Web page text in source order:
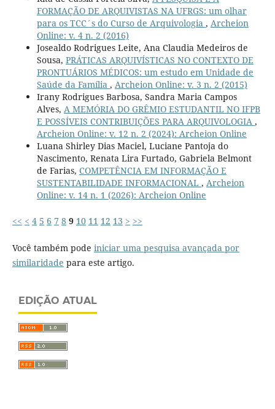
FORMAÇÃO DE ARQUIVISTAS NA UFRGS: um olhar
para os TCC´s do Curso de Arquivologia , Archeion
Online: v. 4 n. 2 (2016)
Josealdo Rodrigues Leite, Ana Claudia Medeiros de
Sousa, PRÁTICAS ARQUIVÍSTICAS NO CONTEXTO DE
PRONTUÁRIOS MÉDICOS: um estudo em Unidade de
Saúde da Família , Archeion Online: v. 3 n. 2 (2015)
Irany Rodrigues Barbosa, Sandra Maria Campos
Alves, A MEMÓRIA DO GRÊMIO ESTUDANTIL NO IFPB
E POSSÍVEIS CONTRIBUIÇÕES PARA ARQUIVOLOGIA ,
Archeion Online: v. 12 n. 2 (2024): Archeion Online
Luana Shirley Dias Maciel, Luciane Pantoja do
Nascimento, Renata Lira Furtado, Gabriela Belmont
de Farias, COMPETÊNCIA EM INFORMAÇÃO E
SUSTENTABILIDADE INFORMACIONAL , Archeion
Online: v. 14 n. 1 (2026): Archeion Online
<< < 4 5 6 7 8 9 10 11 12 13 > >>
Você também pode iniciar uma pesquisa avançada por
similaridade para este artigo.
EDIÇÃO ATUAL